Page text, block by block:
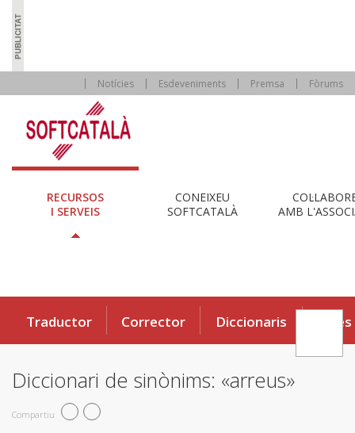
Notícies Esdeveniments Premsa Fòrums
RECURSOS
I SERVEIS
CONEIXEU
SOFTCATALÀ
AMB
Traductor Corrector Diccionaris Eines
Diccionari de sinònims: «arreus»
Compartiu